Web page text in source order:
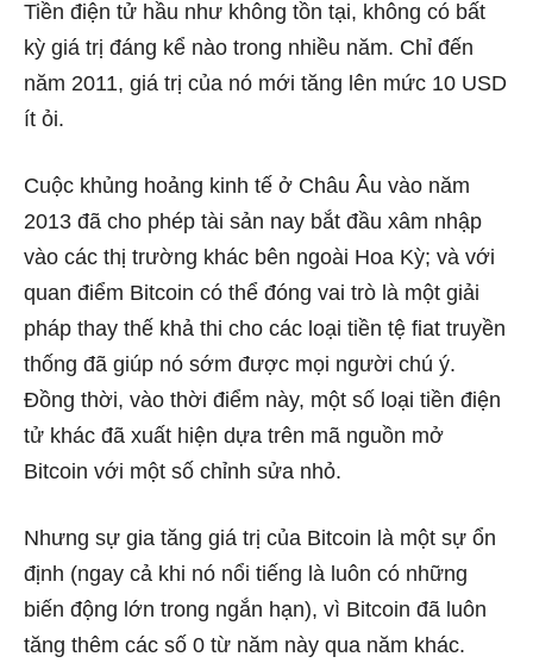
Tiền điện tử hầu như không tồn tại, không có bất
kỳ giá trị đáng kể nào trong nhiều năm. Chỉ đến
năm 2011, giá trị của nó mới tăng lên mức 10 USD
ít ỏi.
Cuộc khủng hoảng kinh tế ở Châu Âu vào năm
2013 đã cho phép tài sản nay bắt đầu xâm nhập
vào các thị trường khác bên ngoài Hoa Kỳ; và với
quan điểm Bitcoin có thể đóng vai trò là một giải
pháp thay thế khả thi cho các loại tiền tệ fiat truyền
thống đã giúp nó sớm được mọi người chú ý.
Đồng thời, vào thời điểm này, một số loại tiền điện
tử khác đã xuất hiện dựa trên mã nguồn mở
Bitcoin với một số chỉnh sửa nhỏ.
Nhưng sự gia tăng giá trị của Bitcoin là một sự ổn
định (ngay cả khi nó nổi tiếng là luôn có những
biến động lớn trong ngắn hạn), vì Bitcoin đã luôn
tăng thêm các số 0 từ năm này qua năm khác.